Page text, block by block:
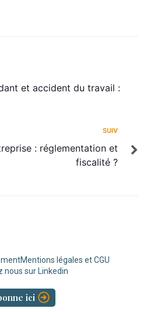
et accident du travail :
SUIV
: réglementation et
fiscalité ?
Mentions légales et CGU
nous sur Linkedin
ici